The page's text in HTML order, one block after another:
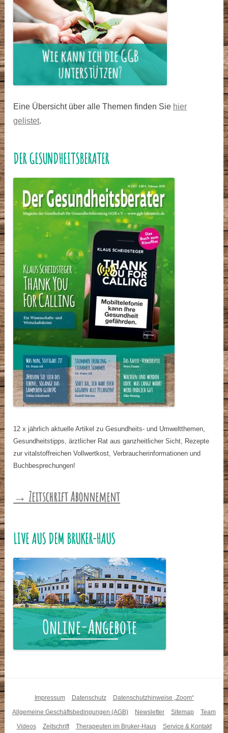
Eine Übersicht über alle Themen finden Sie hier
gelistet.
DER GESUNDHEITSBERATER
12 x jährlich aktuelle Artikel zu Gesundheits- und Umweltthemen,
Gesundheitstipps, ärztlicher Rat aus ganzheitlicher Sicht, Rezepte
zur vitalstoffreichen Vollwertkost, Verbraucherinformationen und
Buchbesprechungen!
→ Zeitschrift Abonnement
LIVE AUS DEM BRUKER-HAUS
Impressum Datenschutz
Datenschutzhinweise „Zoom“
Allgemeine Geschäftsbedingungen (AGB)
Newsletter Sitemap
Team
Videos
Zeitschrift Therapeuten im Bruker-Haus Service & Kontakt